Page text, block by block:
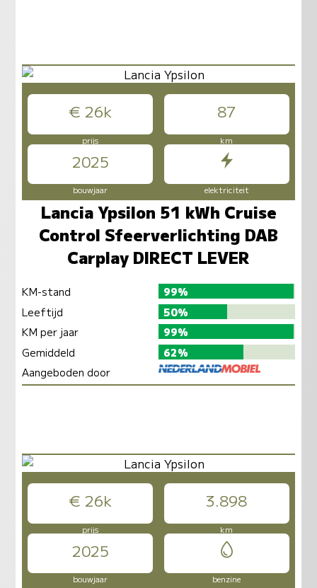
€ 26k 87
prijs km
2025
bouwjaar elektriciteit
Lancia Ypsilon 51 kWh Cruise
Control Sfeerverlichting DAB
Carplay DIRECT LEVER
KM-stand
99%
Leeftijd
50%
KM per jaar
99%
Gemiddeld
62%
Aangeboden door
€ 26k 3.898
prijs km
2025
bouwjaar benzine